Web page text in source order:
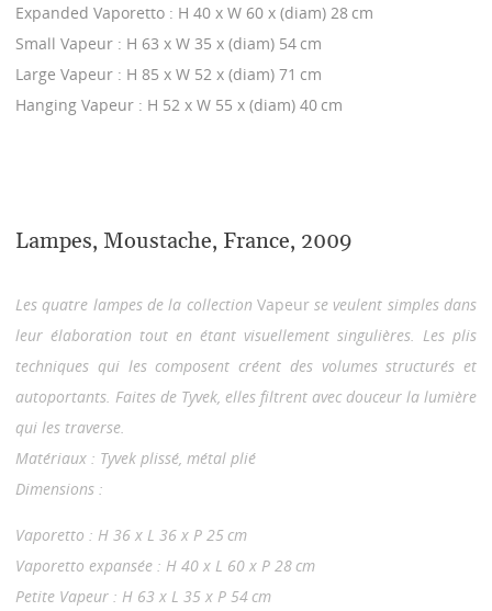
Expanded Vaporetto : H 40 x W 60 x (diam) 28 cm
Small Vapeur : H 63 x W 35 x (diam) 54 cm
Large Vapeur : H 85 x W 52 x (diam) 71 cm
Hanging Vapeur : H 52 x W 55 x (diam) 40 cm
Lampes, Moustache, France, 2009
Les quatre lampes de la collection Vapeurse veulent simples dans
leur élaboration tout en étant visuellement singulières. Les plis
techniques qui les composent créent des volumes structurés et
autoportants. Faites de Tyvek, elles filtrent avec douceur la lumière
qui les traverse.
Matériaux : Tyvek plissé, métal plié
Dimensions :
Vaporetto : H 36 x L 36 x P 25 cm
Vaporetto expansée : H 40 x L 60 x P 28 cm
Petite Vapeur : H 63 x L 35 x P 54 cm